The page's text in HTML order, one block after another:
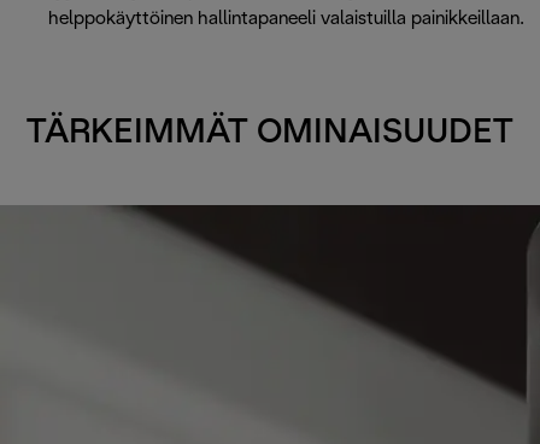
helppokäyttöinen hallintapaneeli valaistuilla painikkeillaan.
TÄRKEIMMÄT OMINAISUUDET